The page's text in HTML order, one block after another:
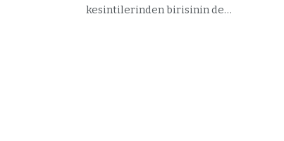
kesintilerinden birisinin de…